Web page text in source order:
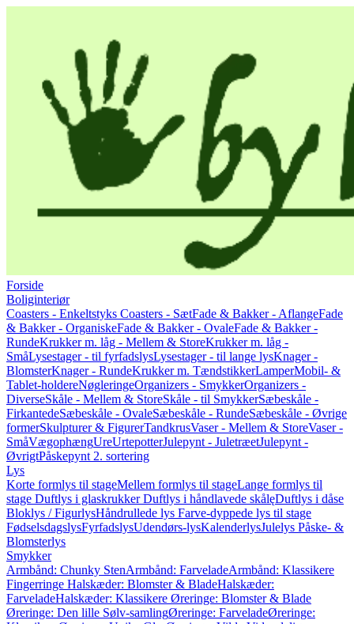
Forside
Boliginteriør
Coasters - Enkeltstyks Coasters - SætFade & Bakker - AflangeFade
& Bakker - OrganiskeFade & Bakker - OvaleFade & Bakker -
RundeKrukker m. låg - Mellem & StoreKrukker m. låg -
SmåLysestager - til fyrfadslysLysestager - til lange lysKnager -
BlomsterKnager - RundeKrukker m. TændstikkerLamperMobil- &
Tablet-holdereNøgleringeOrganizers - SmykkerOrganizers -
DiverseSkåle - Mellem & StoreSkåle - til SmykkerSæbeskåle -
FirkantedeSæbeskåle - OvaleSæbeskåle - RundeSæbeskåle - Øvrige
formerSkulpturer & FigurerTandkrusVaser - Mellem & StoreVaser -
SmåVægophængUreUrtepotterJulepynt - JuletræetJulepynt -
ØvrigtPåskepynt 2. sortering
Lys
Korte formlys til stageMellem formlys til stageLange formlys til
stage Duftlys i glaskrukkerDuftlys i håndlavede skålęDuftlys i dåse
Bloklys / FigurlysHåndrullede lys Farve-dyppede lys til stage
FødselsdagslysFyrfadslysUdendørs-lysKalenderlysJulelys Påske- &
Blomsterlys
Smykker
Armbånd: Chunky StenArmbånd: FarveladeArmbånd: Klassikere
Fingerringe Halskæder: Blomster & BladeHalskæder:
FarveladeHalskæder: Klassikere Øreringe: Blomster & Blade
Øreringe: Den lille Sølv-samlingØreringe: FarveladeØreringe: